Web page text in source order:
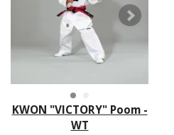
KWON "VICTORY" Poom -
WT